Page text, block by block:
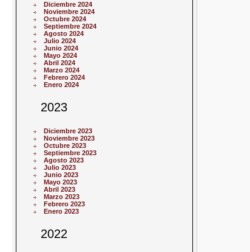
Diciembre 2024
Noviembre 2024
Octubre 2024
Septiembre 2024
Agosto 2024
Julio 2024
Junio 2024
Mayo 2024
Abril 2024
Marzo 2024
Febrero 2024
Enero 2024
2023
Diciembre 2023
Noviembre 2023
Octubre 2023
Septiembre 2023
Agosto 2023
Julio 2023
Junio 2023
Mayo 2023
Abril 2023
Marzo 2023
Febrero 2023
Enero 2023
2022